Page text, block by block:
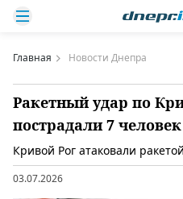
Главная Новости Днепра
Ракетный удар по
пострадали 7 человек
Кривой Рог атаковали
03.07.2026